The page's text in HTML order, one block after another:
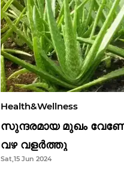
Health&Wellness
സുന്ദരമായ മുഖം വേണോ
വഴ വളർത്തു
Sat,15 Jun 2024